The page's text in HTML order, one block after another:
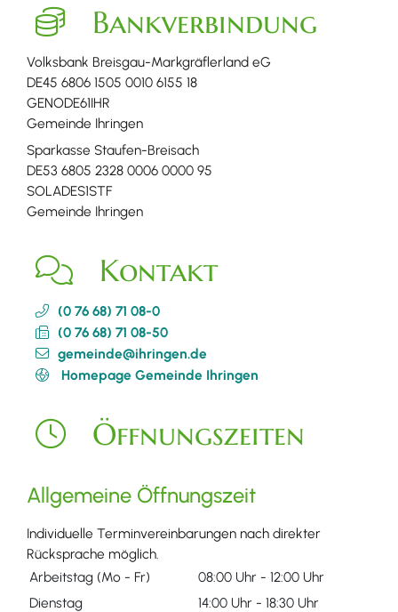
Bankverbindung
Volksbank Breisgau-Markgräflerland eG
DE45 6806 1505 0010 6155 18
GENODE61IHR
Gemeinde Ihringen
Sparkasse Staufen-Breisach
DE53 6805 2328 0006 0000 95
SOLADES1STF
Gemeinde Ihringen
Kontakt
(0 76 68) 71 08-0
(0 76 68) 71 08-50
gemeinde@ihringen.de
Homepage Gemeinde Ihringen
Öffnungszeiten
Allgemeine Öffnungszeit
Individuelle Terminvereinbarungen nach direkter
Rücksprache möglich.
Arbeitstag (Mo - Fr)
08:00 Uhr - 12:00 Uhr
Dienstag
14:00 Uhr - 18:30 Uhr